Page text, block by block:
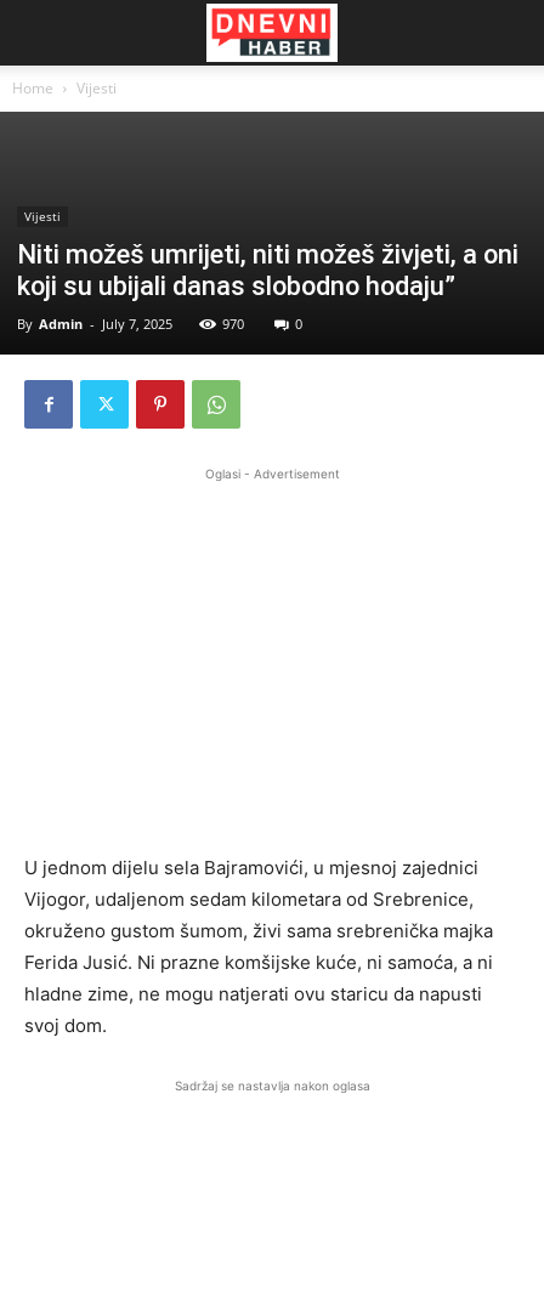
Home Vijesti
Vijesti
Niti možeš umrijeti, niti možeš živjeti, a oni
koji su ubijali danas slobodno hodaju”
By Admin - July 7, 2025 970 0
Oglasi - Advertisement
U jednom dijelu sela Bajramovići, u mjesnoj zajednici
Vijogor, udaljenom sedam kilometara od Srebrenice,
okruženo gustom šumom, živi sama srebrenička majka
Ferida Jusić. Ni prazne komšijske kuće, ni samoća, a ni
hladne zime, ne mogu natjerati ovu staricu da napusti
svoj dom.
Sadržaj se nastavlja nakon oglasa